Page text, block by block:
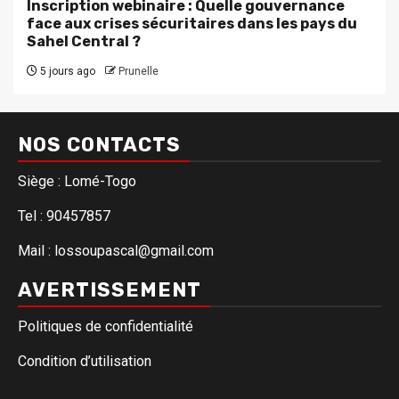
Inscription webinaire : Quelle gouvernance
face aux crises sécuritaires dans les pays du
Sahel Central ?
5 jours ago Prunelle
NOS CONTACTS
Siège : Lomé-Togo
Tel : 90457857
Mail : lossoupascal@gmail.com
AVERTISSEMENT
Politiques de confidentialité
Condition d’utilisation